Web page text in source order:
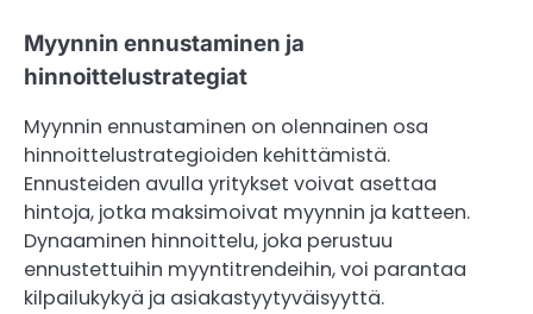
Myynnin ennustaminen ja
hinnoittelustrategiat
Myynnin ennustaminen on olennainen osa
hinnoittelustrategioiden kehittämistä.
Ennusteiden avulla yritykset voivat asettaa
hintoja, jotka maksimoivat myynnin ja katteen.
Dynaaminen hinnoittelu, joka perustuu
ennustettuihin myyntitrendeihin, voi parantaa
kilpailukykyä ja asiakastyytyväisyyttä.